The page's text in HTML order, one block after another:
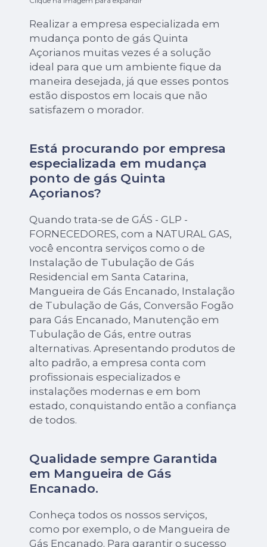
Realizar a empresa especializada em
mudança ponto de gás Quinta
Açorianos muitas vezes é a solução
ideal para que um ambiente fique da
maneira desejada, já que esses pontos
estão dispostos em locais que não
satisfazem o morador.
Está procurando por empresa
especializada em mudança
ponto de gás Quinta
Açorianos?
Quando trata-se de GÁS - GLP -
FORNECEDORES, com a NATURAL GAS,
você encontra serviços como o de
Instalação de Tubulação de Gás
Residencial em Santa Catarina,
Mangueira de Gás Encanado, Instalação
de Tubulação de Gás, Conversão Fogão
para Gás Encanado, Manutenção em
Tubulação de Gás, entre outras
alternativas. Apresentando produtos de
alto padrão, a empresa conta com
profissionais especializados e
instalações modernas e em bom
estado, conquistando então a confiança
de todos.
Qualidade sempre Garantida
em Mangueira de Gás
Encanado.
Conheça todos os nossos serviços,
como por exemplo, o de Mangueira de
Gás Encanado. Para garantir o sucesso